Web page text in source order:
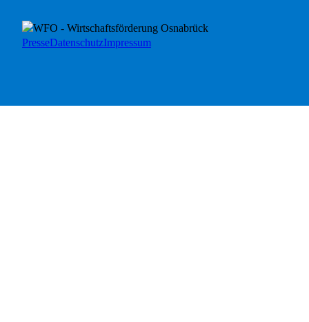
PresseDatenschutzImpressum